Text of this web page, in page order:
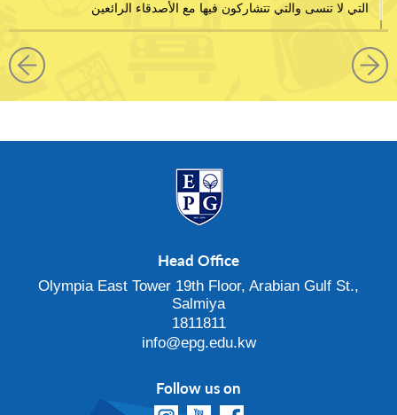
التي لا تنسى والتي تتشاركون فيها مع الأصدقاء الرائعين
Head Office
Olympia East Tower 19th Floor, Arabian Gulf St.,
Salmiya
1811811
info@epg.edu.kw
Follow us on